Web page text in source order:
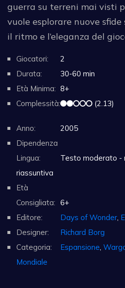
guerra su terreni mai visti
vuole esplorare nuove
il ritmo e l’eleganza del
Giocatori:
2
Durata:
30-60 min
Età Minima: 8+
Complessità:
(2.13)
Anno:
2005
Dipendenza
Lingua:
Testo moderato -
riassuntiva
Età
Consigliata: 6+
Editore:
Days of Wonder
Designer:
Richard Borg
Categoria:
Espansione
Mondiale